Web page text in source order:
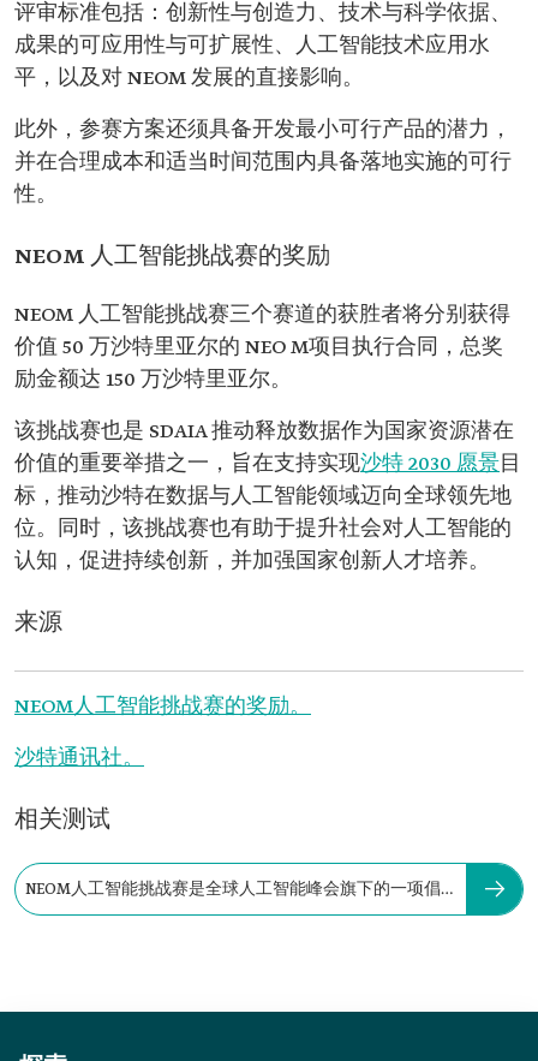
评审标准包括：创新性与创造力、技术与科学依据、
成果的可应用性与可扩展性、人工智能技术应用水
平，以及对 NEOM 发展的直接影响。
此外，参赛方案还须具备开发最小可行产品的潜力，
并在合理成本和适当时间范围内具备落地实施的可行
性。
NEOM 人工智能挑战赛的奖励
NEOM 人工智能挑战赛三个赛道的获胜者将分别获得
价值 50 万沙特里亚尔的 NEO M项目执行合同，总奖
励金额达 150 万沙特里亚尔。
该挑战赛也是 SDAIA 推动释放数据作为国家资源潜在
价值的重要举措之一，旨在支持实现沙特 2030 愿景目
标，推动沙特在数据与人工智能领域迈向全球领先地
位。同时，该挑战赛也有助于提升社会对人工智能的
认知，促进持续创新，并加强国家创新人才培养。
来源
NEOM人工智能挑战赛的奖励。
沙特通讯社。
相关测试
NEOM人工智能挑战赛是全球人工智能峰会旗下的一项倡